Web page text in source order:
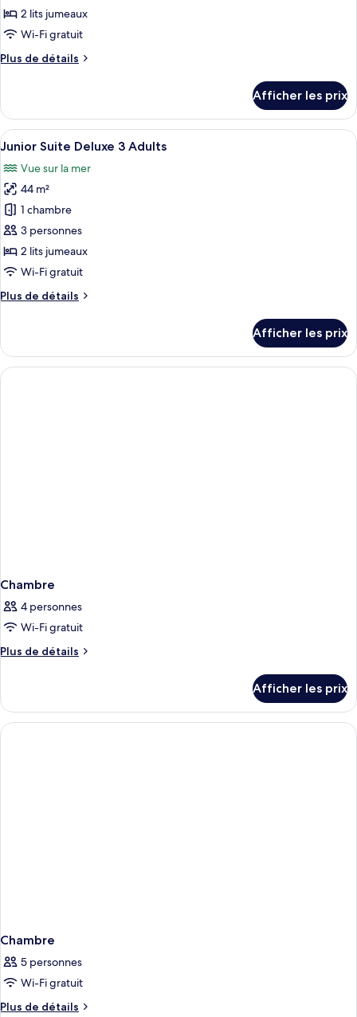
type
de
chambre :
Junior
1
Adult
2 lits jumeaux
Wi-Fi gratuit
Plus de détails
Plus
Junior
Suite
Deluxe
Adult
Afficher les prix
Afficher
toutes
les
photos
pour
ce
type
de
chambre :
Junior
3
Adults
Un salon moderne avec un canapé
7
Junior Suite Deluxe 3 Adults
Vue sur la mer
44 m²
1 chambre
3 personnes
2 lits jumeaux
Wi-Fi gratuit
Plus de détails
Plus
Junior
Suite
Deluxe
Afficher les prix
Chambre
4 personnes
Wi-Fi gratuit
Plus de détails
Plus
Chambre
Afficher les prix
Chambre
5 personnes
Wi-Fi gratuit
Plus de détails
Plus